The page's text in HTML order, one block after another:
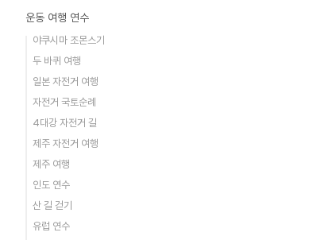
운동 여행 연수
야쿠시마 조몬스기
두 바퀴 여행
일본 자전거 여행
자전거 국토순례
4대강 자전거 길
제주 자전거 여행
제주 여행
인도 연수
산 길 걷기
유럽 연수